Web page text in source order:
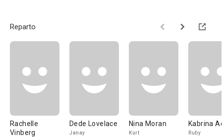
Reparto
Rachelle
Vinberg
Dede Lovelace
Janay
Nina Moran
Kurt
Kabrina
Ruby